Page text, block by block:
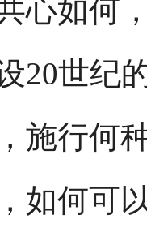
心如何
20世纪
施行何
，如何可